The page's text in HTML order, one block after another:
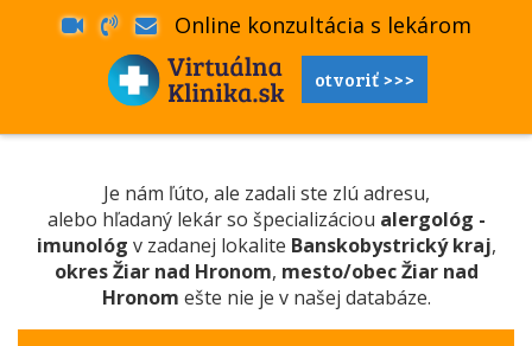
Online konzultácia s lekárom
otvoriť >>>
Je nám ľúto, ale zadali ste zlú adresu,
alebo hľadaný lekár so špecializáciou alergológ -
imunológ v zadanej lokalite Banskobystrický kraj,
okres Žiar nad Hronom, mesto/obec Žiar nad
Hronom ešte nie je v našej databáze.